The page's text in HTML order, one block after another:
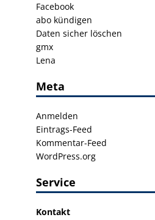
Facebook
abo kündigen
Daten sicher löschen
gmx
Lena
Meta
Anmelden
Eintrags-Feed
Kommentar-Feed
WordPress.org
Service
Kontakt